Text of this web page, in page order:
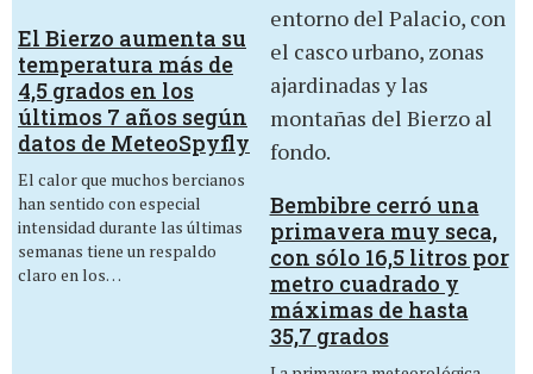
El Bierzo aumenta su
temperatura más de
4,5 grados en los
últimos 7 años según
datos de MeteoSpyfly
El calor que muchos bercianos
han sentido con especial
intensidad durante las últimas
semanas tiene un respaldo
claro en los…
Bembibre cerró una
primavera muy seca,
con sólo 16,5 litros por
metro cuadrado y
máximas de hasta
35,7 grados